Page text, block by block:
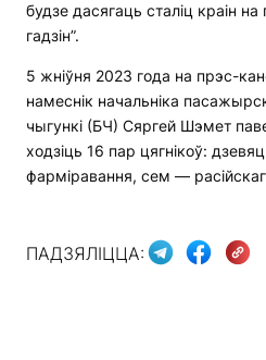
будзе дасягаць сталіц краін
гадзін”.
5 жніўня 2023 года на прэс-
намеснік начальніка
чыгункі (БЧ) Сяргей Шэмет
ходзіць 16 пар цягнікоў:
фарміравання, сем —
ПАДЗЯЛІЦЦА: